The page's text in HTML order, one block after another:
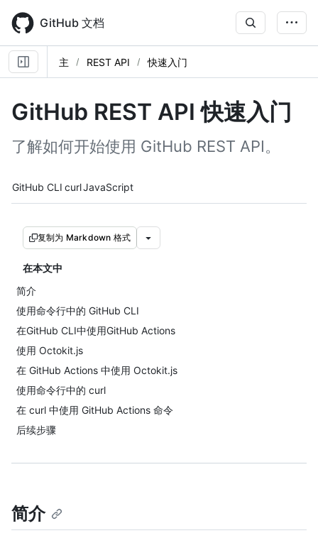
main
content
GitHub 文档
主 REST API 快速入门
GitHub REST API 快速入门
了解如何开始使用 GitHub REST API。
Tool navigation
GitHub CLI curlJavaScript
复制为 Markdown 格式
在本文中
简介
使用命令行中的 GitHub CLI
在GitHub CLI中使用GitHub Actions
使用 Octokit.js
在 GitHub Actions 中使用 Octokit.js
使用命令行中的 curl
在 curl 中使用 GitHub Actions 命令
后续步骤
简介